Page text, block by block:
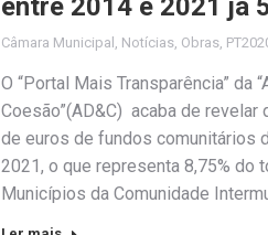
entre 2014 e 2021 já
Câmara Municipal , Notícias, Obras,
O “Portal Mais Transparência” da
Coesão”(AD&C) acaba de
de euros de fundos comunitários
2021, o que representa 8,75% do
Municípios da Comunidade